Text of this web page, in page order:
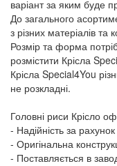
варіант за яким буде
До загального
з різних матеріалів та
Розмір та форма
розмістити Крісла
Крісла Special4You
не розкладні.
Головні риси Крісло
- Надійність за
- Оригінальна
- Поставляється в